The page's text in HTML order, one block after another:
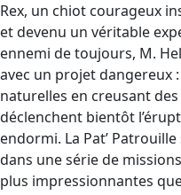
Rex, un chiot courageux
et devenu un véritable
ennemi de toujours, M.
avec un projet dangereux
naturelles en creusant
déclenchent bientôt
endormi. La Pat’
dans une série de
plus impressionnantes